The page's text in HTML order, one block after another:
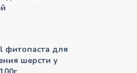
фитопаста для
шерсти у